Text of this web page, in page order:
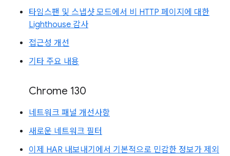
타임스팬 및 스냅샷 모드에서 비 HTTP 페이지에 대한
Lighthouse 감사
접근성 개선
기타 주요 내용
Chrome 130
네트워크 패널 개선사항
새로운 네트워크 필터
이제 HAR 내보내기에서 기본적으로 민감한 정보가 제외